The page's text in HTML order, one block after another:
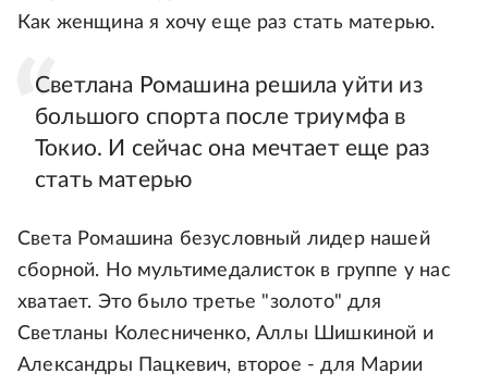
Как женщина я хочу еще раз стать матерью.
Светлана Ромашина решила уйти из
большого спорта после триумфа в
Токио. И сейчас она мечтает еще раз
стать матерью
Света Ромашина безусловный лидер нашей
сборной. Но мультимедалисток в группе у нас
хватает. Это было третье "золото" для
Светланы Колесниченко, Аллы Шишкиной и
Александры Пацкевич, второе - для Марии